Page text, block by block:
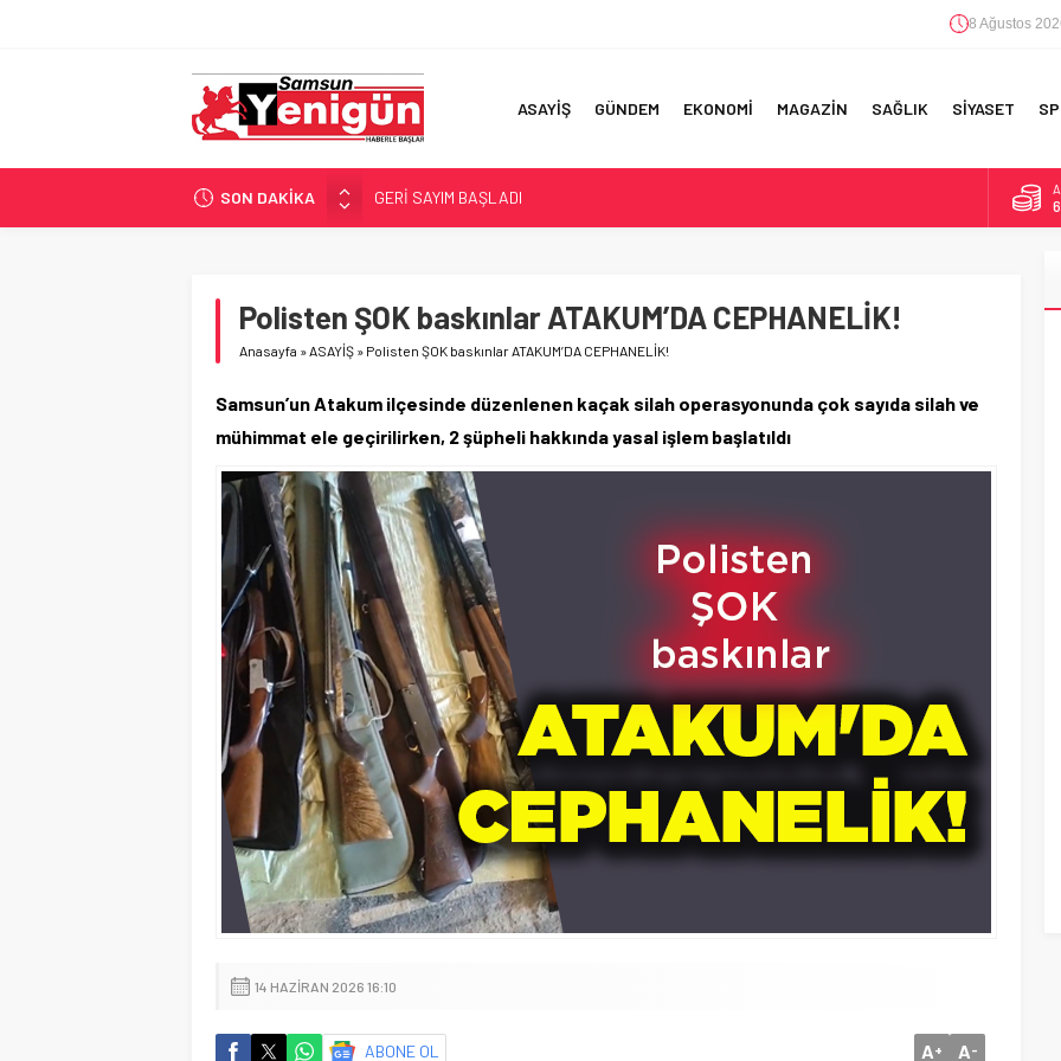
8 Ağustos
ASAYİŞ GÜNDEM EKONOMİ MAGAZİN SAĞLIK SİYASET
SON DAKİKA
GERİ SAYIM BAŞLADI
SAMSUNSPOR’DA HEDEF 5’İNCİLİK!
İŞTE FINDIK FİYATI!
YÖNETİCİ SEÇERKEN YAPILAN EN BÜYÜK HATALAR
Polisten ŞOK baskınlar ATAKUM’DA CEPHANELİK!
Anasayfa »ASAYİŞ » Polisten ŞOK baskınlar ATAKUM’DA CEPHANELİK!
Samsun’un Atakum ilçesinde düzenlenen kaçak silah operasyonunda çok sayıda silah ve
mühimmat ele geçirilirken, 2 şüpheli hakkında yasal işlem başlatıldı
14 HAZIRAN 2026 16:10
ABONE OL A+ A-